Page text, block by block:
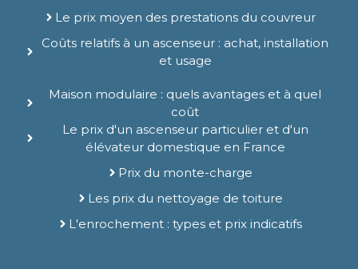
Le prix moyen des prestations du couvreur
Coûts relatifs à un ascenseur : achat, installation
et usage
Maison modulaire : quels avantages et à quel
coût
Le prix d'un ascenseur particulier et d'un
élévateur domestique en France
Prix du monte-charge
Les prix du nettoyage de toiture
L'enrochement : types et prix indicatifs